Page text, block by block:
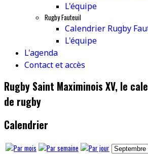
L'équipe
Rugby Fauteuil
Calendrier Rugby
L'équipe
L'agenda
Contact et accès
Rugby Saint Maximinois XV, le
de rugby
Calendrier